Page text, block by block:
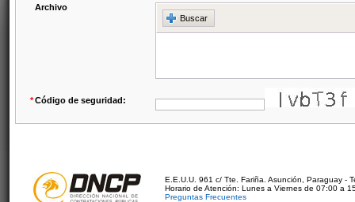
Archivo
Buscar
*Código de seguridad:
E.E.U.U. 961 c/ Tte. Fariña. Asunción, Paraguay -
Horario de Atención: Lunes a Viernes de 07:00 a
Preguntas Frecuentes